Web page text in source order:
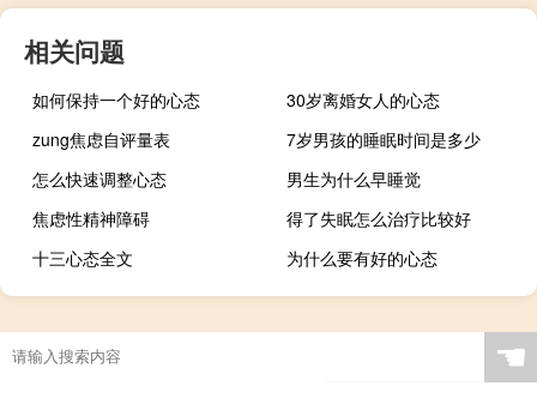
相关问题
如何保持一个好的心态
30岁离婚女人的心态
zung焦虑自评量表
7岁男孩的睡眠时间是多少
怎么快速调整心态
男生为什么早睡觉
焦虑性精神障碍
得了失眠怎么治疗比较好
十三心态全文
为什么要有好的心态
☚